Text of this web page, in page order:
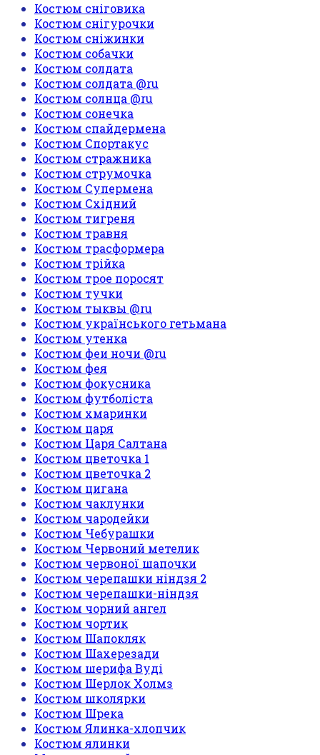
Костюм сніговика
Костюм снігурочки
Костюм сніжинки
Костюм собачки
Костюм солдата
Костюм солдата @ru
Костюм солнца @ru
Костюм сонечка
Костюм спайдермена
Костюм Спортакус
Костюм стражника
Костюм струмочка
Костюм Супермена
Костюм Східний
Костюм тигреня
Костюм травня
Костюм трасформера
Костюм трійка
Костюм трое поросят
Костюм тучки
Костюм тыквы @ru
Костюм українського гетьмана
Костюм утенка
Костюм феи ночи @ru
Костюм фея
Костюм фокусника
Костюм футболіста
Костюм хмаринки
Костюм царя
Костюм Царя Салтана
Костюм цветочка 1
Костюм цветочка 2
Костюм цигана
Костюм чаклунки
Костюм чародейки
Костюм Чебурашки
Костюм Червоний метелик
Костюм червоної шапочки
Костюм черепашки ніндзя 2
Костюм черепашки-ніндзя
Костюм чорний ангел
Костюм чортик
Костюм Шапокляк
Костюм Шахерезади
Костюм шерифа Вуді
Костюм Шерлок Холмз
Костюм школярки
Костюм Шрека
Костюм Ялинка-хлопчик
Костюм ялинки